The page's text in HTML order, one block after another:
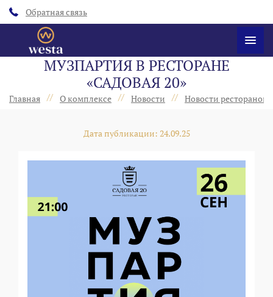
Обратная связь
МУЗПАРТИЯ В РЕСТОРАНЕ
«САДОВАЯ 20»
Главная // О комплексе // Новости // Новости ресторанов
Дата публикации: 24.09.25